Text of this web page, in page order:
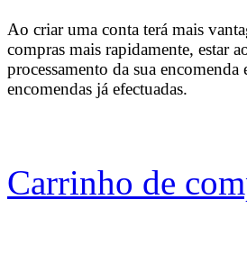
Ao criar uma conta terá mais
compras mais rapidamente, estar
processamento da sua
encomendas já efectuadas.
Carrinho de